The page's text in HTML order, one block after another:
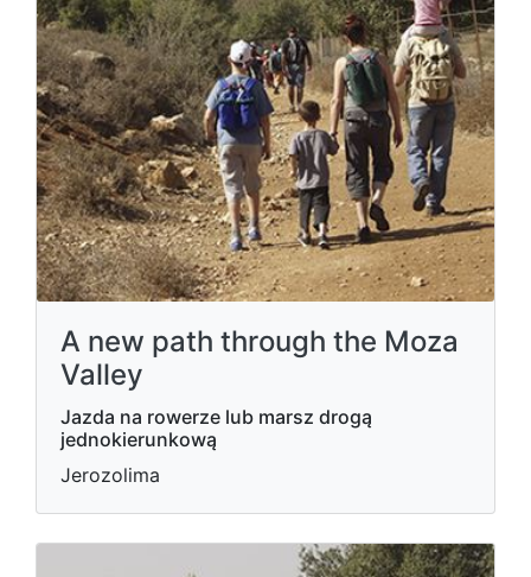
A new path through the Moza
Valley
Jazda na rowerze lub marsz drogą
jednokierunkową
Jerozolima